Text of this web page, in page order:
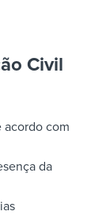
Civil
acordo com
da